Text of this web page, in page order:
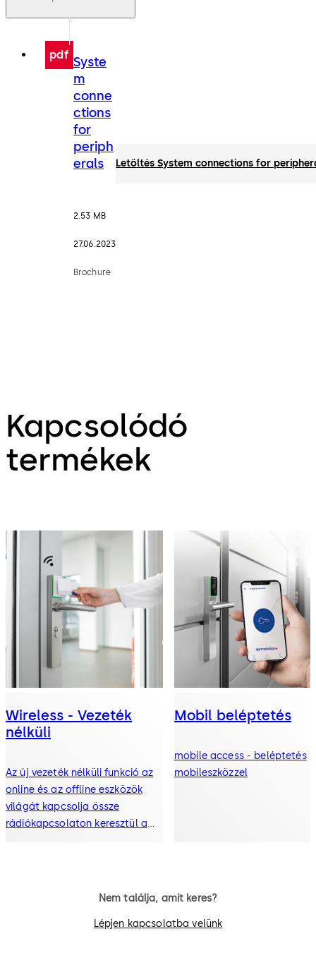
pdf Syste
m
conne
ctions
for
periph
erals
2.53 MB
27.06.2023
Brochure
Letöltés System connections for
Kapcsolódó
termékek
Wireless - Vezeték
nélküli
Az új vezeték nélküli funkció az
online és az offline eszközök
világát kapcsolja össze
rádiókapcsolaton keresztül a
Mobil beléptetés
mobile access - beléptetés
mobileszközzel
Nem találja, amit keres?
Lépjen kapcsolatba velünk